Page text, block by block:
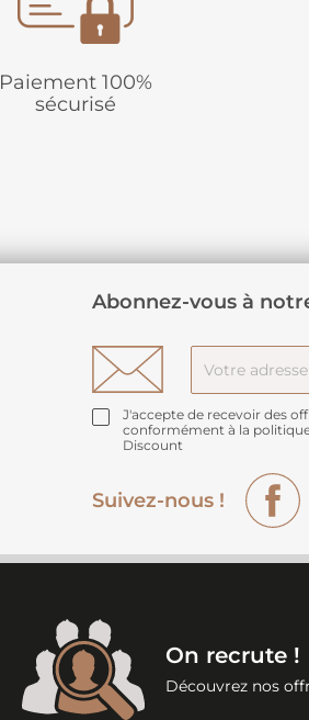
Paiement 100%
sécurisé
Abonnez-vous à
J'accepte de recevoir des
conformément à la
Discount
Suivez-nous !
On recrute !
Découvrez nos